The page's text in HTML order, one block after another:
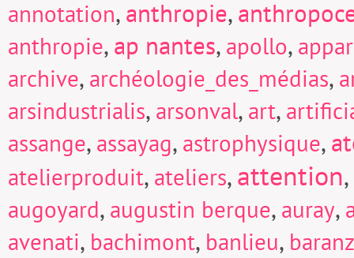
annotation,anthropie,
anthropie,ap nantes, apollo,
archive, archéologie_des_médias,
arsindustrialis, arsonval, art,
assange, assayag, astrophysique,
atelierproduit, ateliers,attention,
augoyard, augustin berque, auray,
avenati, bachimont, banlieu,